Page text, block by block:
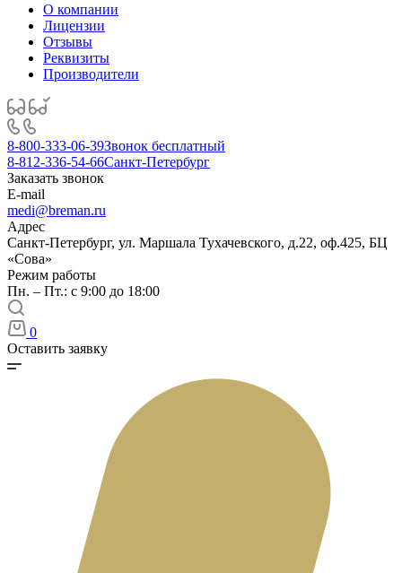
О компании
Лицензии
Отзывы
Реквизиты
Производители
8-800-333-06-39Звонок бесплатный
8-812-336-54-66Санкт-Петербург
Заказать звонок
E-mail
medi@breman.ru
Адрес
Санкт-Петербург, ул. Маршала Тухачевского, д.22, оф.425, БЦ
«Сова»
Режим работы
Пн. – Пт.: с 9:00 до 18:00
0
Оставить заявку